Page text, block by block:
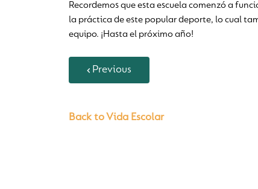
Recordemos que esta escuela comenzó a
la práctica de este popular deporte, lo cual
equipo. ¡Hasta el próximo año!
Previous
Back to Vida Escolar